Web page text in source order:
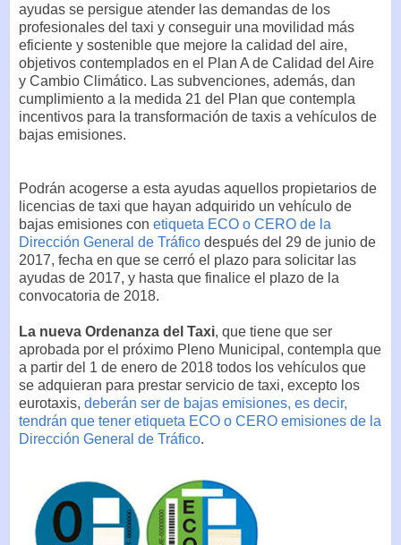
ayudas se persigue atender las demandas de los
profesionales del taxi y conseguir una movilidad más
eficiente y sostenible que mejore la calidad del aire,
objetivos contemplados en el Plan A de Calidad del Aire
y Cambio Climático. Las subvenciones, además, dan
cumplimiento a la medida 21 del Plan que contempla
incentivos para la transformación de taxis a vehículos de
bajas emisiones.
Podrán acogerse a esta ayudas aquellos propietarios de
licencias de taxi que hayan adquirido un vehículo de
bajas emisiones con etiqueta ECO o CERO de la
Dirección General de Tráfico después del 29 de junio de
2017, fecha en que se cerró el plazo para solicitar las
ayudas de 2017, y hasta que finalice el plazo de la
convocatoria de 2018.
La nueva Ordenanza del Taxi, que tiene que ser
aprobada por el próximo Pleno Municipal, contempla que
a partir del 1 de enero de 2018 todos los vehículos que
se adquieran para prestar servicio de taxi, excepto los
eurotaxis, deberán ser de bajas emisiones, es decir,
tendrán que tener etiqueta ECO o CERO emisiones de la
Dirección General de Tráfico.